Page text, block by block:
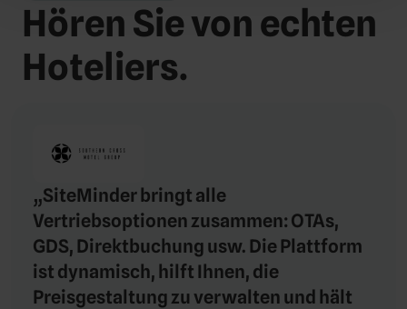
Hören Sie von echten
Hoteliers.
„SiteMinder bringt alle
Vertriebsoptionen zusammen: OTAs,
GDS, Direktbuchung usw. Die Plattform
ist dynamisch, hilft Ihnen, die
Preisgestaltung zu verwalten und hält